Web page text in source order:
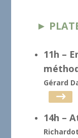
►
11h –
Gérard
14h –
Richardot